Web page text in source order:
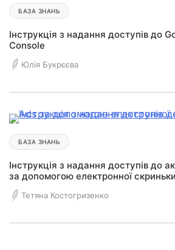
БАЗА ЗНАНЬ
Інструкція з надання доступів до
Console
Юлія Букрєєва
БАЗА ЗНАНЬ
Інструкція з надання доступів до
за допомогою електронної скриньки
Тетяна Костогризенко